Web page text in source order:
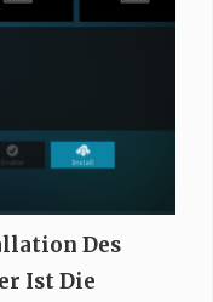
Des
Ist Die